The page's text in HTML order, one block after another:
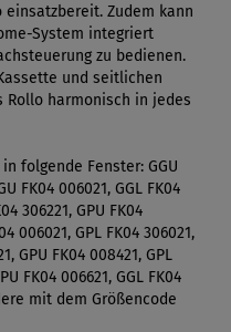
Zudem kann
System integriert
zu bedienen.
und seitlichen
Rollo harmonisch in jedes
folgende Fenster: GGU
FK04 006021, GGL FK04
306221, GPU FK04
006021, GPL FK04 306021,
GPU FK04 008421, GPL
FK04 006621, GGL FK04
mit dem Größencode